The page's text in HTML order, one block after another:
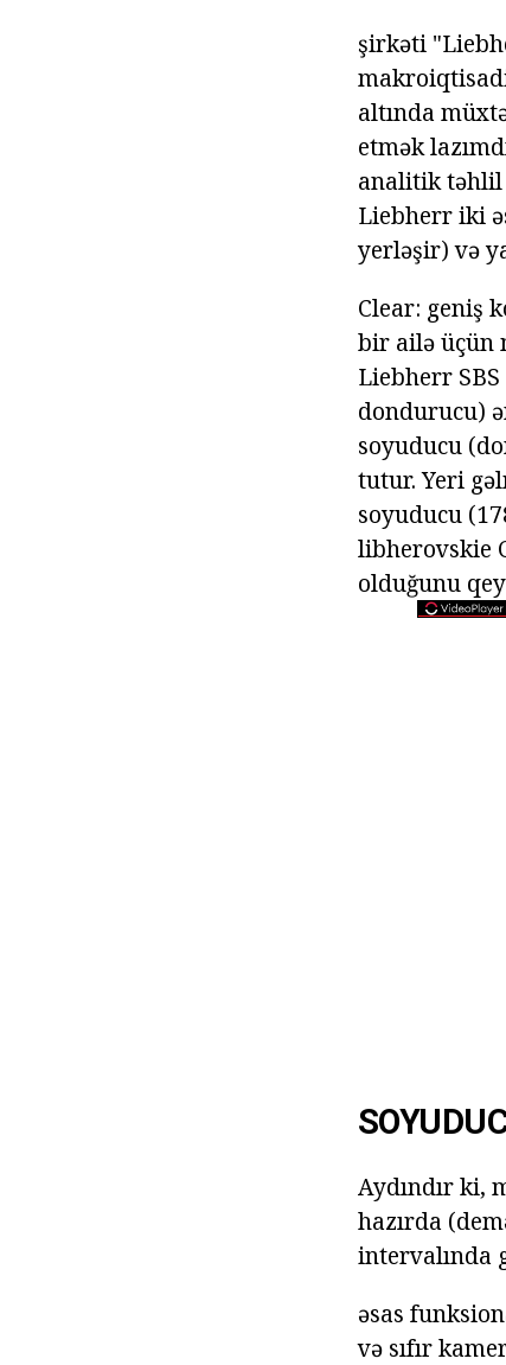
şirkəti
altında
etmək
analitik təhlil
Liebherr iki
yerləşir) və
Clear: geniş
bir ailə üçün
Liebherr
dondurucu)
soyuducu
tutur. Yeri
soyuducu
libherovskie
olduğunu
Aydındır ki,
hazırda
intervalında
əsas
və sıfır